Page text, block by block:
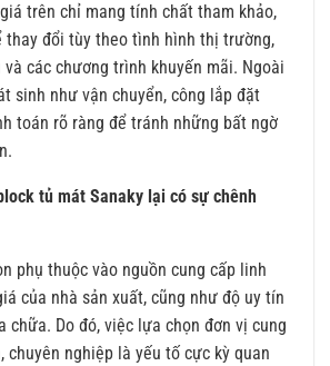
trên chỉ mang tính chất tham khảo,
thay đổi tùy theo tình hình thị trường,
các chương trình khuyến mãi. Ngoài
sinh như vận chuyển, công lắp đặt
toán rõ ràng để tránh những bất ngờ
tủ mát Sanaky lại có sự chênh
phụ thuộc vào nguồn cung cấp linh
của nhà sản xuất, cũng như độ uy tín
chữa. Do đó, việc lựa chọn đơn vị cung
chuyên nghiệp là yếu tố cực kỳ quan